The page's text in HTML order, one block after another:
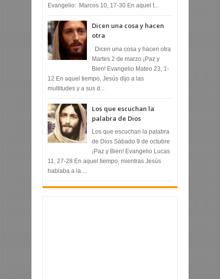
Evangelio: Marcos 10, 17-30 En aquel t...
Dicen una cosa y hacen
otra
Dicen una cosa y hacen otra
Martes 2 de marzo ¡Paz y
Bien! Evangelio Mateo 23, 1-
12 En aquel tiempo, Jesús dijo a las
multitudes y a sus d...
Los que escuchan la
palabra de Dios
Los que escuchan la palabra
de Dios Sábado 9 de octubre
¡Paz y Bien! Evangelio Lucas
11, 27-28 En aquel tiempo, mientras Jesús
hablaba a la ...